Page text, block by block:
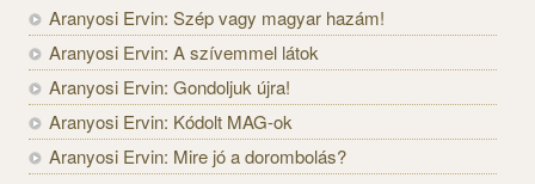
Aranyosi Ervin: Szép vagy magyar hazám!
Aranyosi Ervin: A szívemmel látok
Aranyosi Ervin: Gondoljuk újra!
Aranyosi Ervin: Kódolt MAG-ok
Aranyosi Ervin: Mire jó a dorombolás?